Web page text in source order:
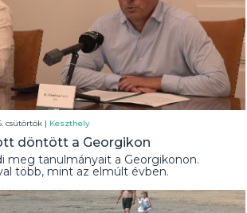
csütörtök | Keszthely
döntött a Georgikon
meg tanulmányait a Georgikonon.
több, mint az elmúlt évben.